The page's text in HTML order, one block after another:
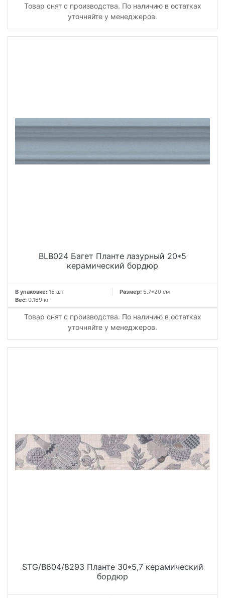
Товар снят с производства. По наличию в остатках
уточняйте у менеджеров.
BLB024 Багет Планте лазурный 20*5
керамический бордюр
В упаковке: 15 шт Размер: 5.7*20 см
Вес: 0.169 кг
Товар снят с производства. По наличию в остатках
уточняйте у менеджеров.
STG/B604/8293 Планте 30*5,7 керамический
бордюр